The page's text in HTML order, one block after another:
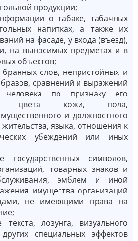
продукции;
о табаке, табачных
напитках, а также их
на фасаде, у входа (въезд),
на выносимых предметах и в
объектов;
бранных слов, непристойных и
сравнений и выражений
по признаку его
цвета кожи, пола,
и должностного
языка, отношения к
убеждений или иных
государственных символов,
товарных знаков и
эмблем и иной
имущества организаций
не имеющими права на
текста, лозунга, визуального
специальных эффектов